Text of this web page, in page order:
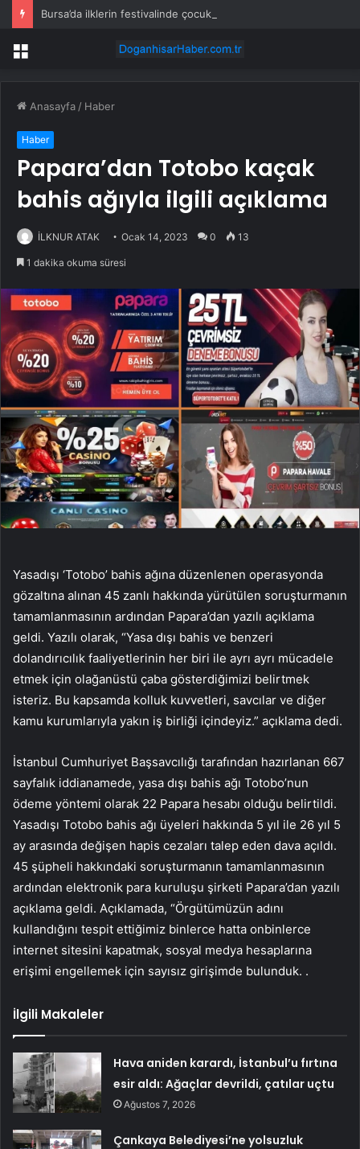
Bursa’da ilklerin festivalinde çocuklar da şen şakrak
Menü
Anasayfa / Haber
Haber
Papara’dan Totobo kaçak
bahis ağıyla ilgili açıklama
İLKNUR ATAK Ocak 14, 2023 0 13
1 dakika okuma süresi
Yasadışı ‘Totobo’ bahis ağına düzenlenen operasyonda
gözaltına alınan 45 zanlı hakkında yürütülen soruşturmanın
tamamlanmasının ardından Papara’dan yazılı açıklama
geldi. Yazılı olarak, “Yasa dışı bahis ve benzeri
dolandırıcılık faaliyetlerinin her biri ile ayrı ayrı mücadele
etmek için olağanüstü çaba gösterdiğimizi belirtmek
isteriz. Bu kapsamda kolluk kuvvetleri, savcılar ve diğer
kamu kurumlarıyla yakın iş birliği içindeyiz.” açıklama dedi.
İstanbul Cumhuriyet Başsavcılığı tarafından hazırlanan 667
sayfalık iddianamede, yasa dışı bahis ağı Totobo’nun
ödeme yöntemi olarak 22 Papara hesabı olduğu belirtildi.
Yasadışı Totobo bahis ağı üyeleri hakkında 5 yıl ile 26 yıl 5
ay arasında değişen hapis cezaları talep eden dava açıldı.
45 şüpheli hakkındaki soruşturmanın tamamlanmasının
ardından elektronik para kuruluşu şirketi Papara’dan yazılı
açıklama geldi. Açıklamada, “Örgütümüzün adını
kullandığını tespit ettiğimiz binlerce hatta onbinlerce
internet sitesini kapatmak, sosyal medya hesaplarına
erişimi engellemek için sayısız girişimde bulunduk. .
İlgili Makaleler
Hava aniden karardı, İstanbul’u fırtına
esir aldı: Ağaçlar devrildi, çatılar uçtu
Ağustos 7, 2026
Çankaya Belediyesi’ne yolsuzluk